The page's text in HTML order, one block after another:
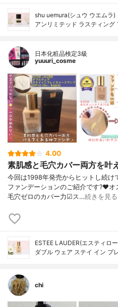
shu uemura(シュウ ウエムラ)
アンリミテッド ラスティング
日本化粧品検定3級
yuuuri_cosme
4.00
素肌感と毛穴カバー両方を叶
今回は1998年発売からヒットし続け
ファンデーションのご紹介です?❤︎
毛穴ゼロのカバー力☑︎ス…続きを見る
ESTEE LAUDER(エスティロ
ダブル ウェア ステイ イン プ
chi